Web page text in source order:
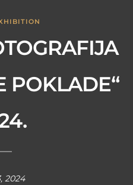
POKLADE“
2024